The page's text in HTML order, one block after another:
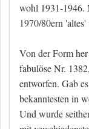
wohl 1931-1946.
1970/80ern
Von der Form
fabulöse Nr.
entworfen. Gab
bekanntesten in
Und wurde